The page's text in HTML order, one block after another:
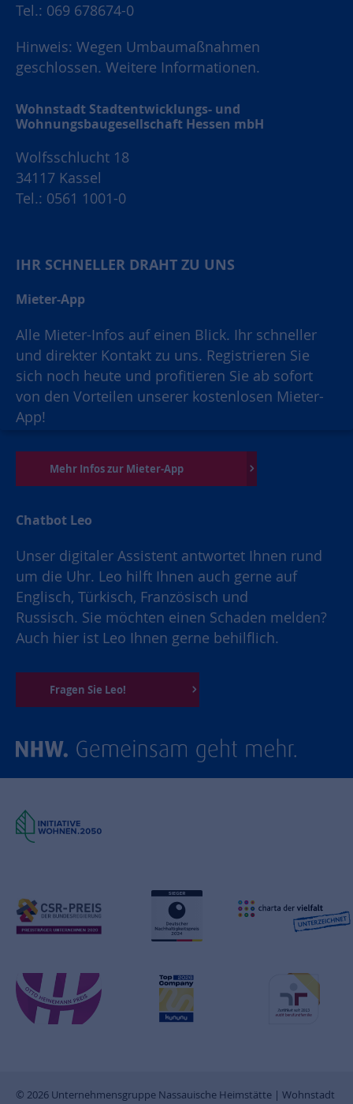
Tel.: 069 678674-0
Hinweis: Wegen Umbaumaßnahmen
geschlossen. Weitere Informationen.
Wohnstadt Stadtentwicklungs- und
Wohnungsbaugesellschaft Hessen mbH
Wolfsschlucht 18
34117 Kassel
Tel.: 0561 1001-0
IHR SCHNELLER DRAHT ZU UNS
Mieter-App
Alle Mieter-Infos auf einen Blick. Ihr schneller
und direkter Kontakt zu uns. Registrieren Sie
sich noch heute und profitieren Sie ab sofort
von den Vorteilen unserer kostenlosen Mieter-
App!
Mehr Infos zur Mieter-App
Chatbot Leo
Unser digitaler Assistent antwortet Ihnen rund
um die Uhr. Leo hilft Ihnen auch gerne auf
Englisch, Türkisch, Französisch und
Russisch. Sie möchten einen Schaden melden?
Auch hier ist Leo Ihnen gerne behilflich.
Fragen Sie Leo!
© 2026 Unternehmensgruppe Nassauische Heimstätte | Wohnstadt